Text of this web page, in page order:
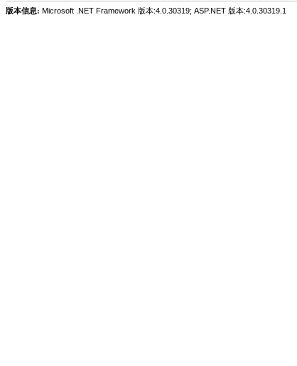
版本信息: Microsoft .NET Framework 版本:4.0.30319; ASP.NET 版本:4.0.30319.1